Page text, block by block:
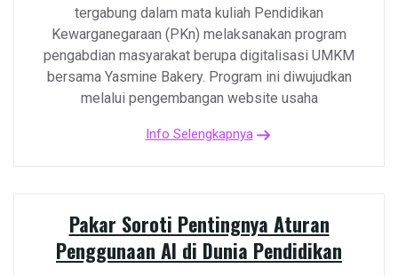
tergabung dalam mata kuliah Pendidikan
Kewarganegaraan (PKn) melaksanakan program
pengabdian masyarakat berupa digitalisasi UMKM
bersama Yasmine Bakery. Program ini diwujudkan
melalui pengembangan website usaha
Info Selengkapnya
Pakar Soroti Pentingnya Aturan
Penggunaan AI di Dunia Pendidikan